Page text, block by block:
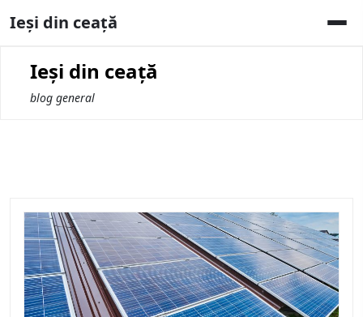
toIeși din ceață
Ieși din ceață
blog general